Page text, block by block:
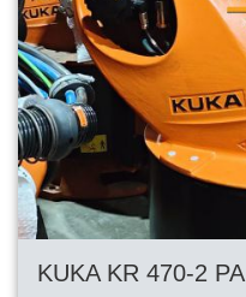
KUKA KR 470-2 PA